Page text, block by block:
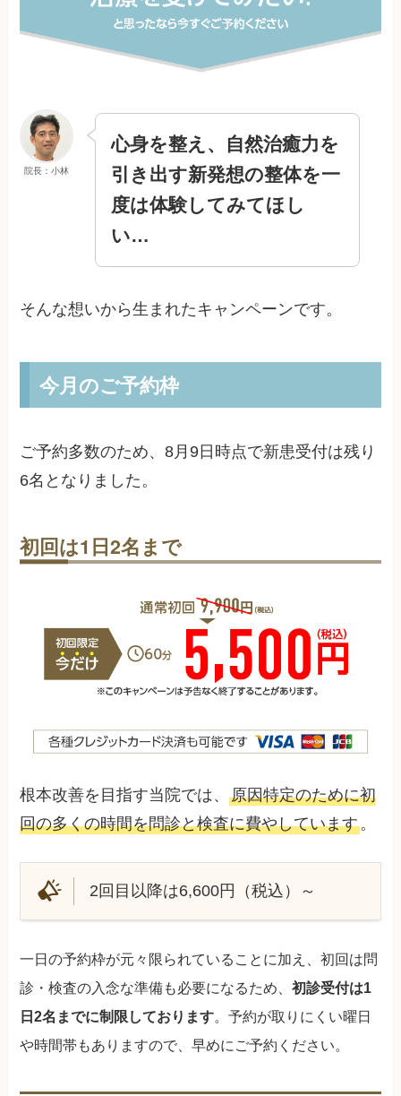
院長：小林
心身を整え、自然治癒力を
引き出す新発想の整体を一
度は体験してみてほし
い…
そんな想いから生まれたキャンペーンです。
今月のご予約枠
ご予約多数のため、8月9日 時点で新患受付は残り
6名となりました。
初回は1日2名まで
根本改善を目指す当院では、原因特定のために初
回の多くの時間を問診と検査に費やしています。
2回目以降は6,600円（税込）～
一日の予約枠が元々限られていることに加え、初回は問
診・検査の入念な準備も必要になるため、初診受付は1
日2名までに制限しております。予約が取りにくい曜日
や時間帯もありますので、早めにご予約ください。